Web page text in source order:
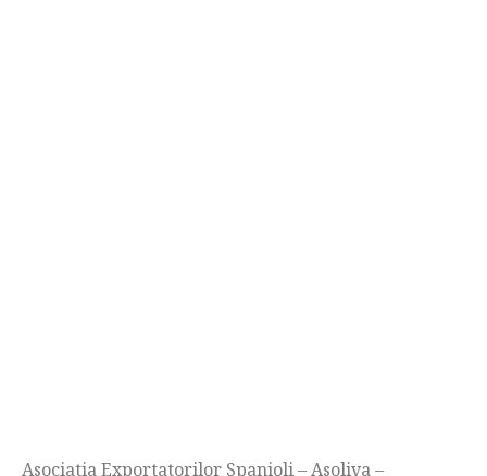
Asociatia Exportatorilor Spanioli – Asoliva –